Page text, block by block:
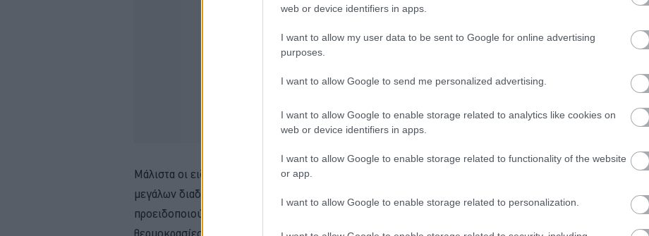
web or device identifiers in apps.
I want to allow my user data to be sent to Google for online advertising
purposes.
I want to allow Google to send me personalized advertising.
I want to allow Google to enable storage related to analytics like cookies on
web or device identifiers in apps.
I want to allow Google to enable storage related to functionality of the website
or app.
I want to allow Google to enable storage related to personalization.
Μάλιστα οι ειδικοί προτείνουν να πίνετε αρκετό νερό, ειδικά πριν και κατά τη διάρκεια
μεγάλων διαδρομών, για να διατηρείτε τον οργανισμό σας ενυδατωμένο, ενώ
προειδοποιούν ότι σε συνθήκες καύσωνα η έλλειψη νερού, σε συνδυασμό με τις υψηλές
μπορεί να μειώσει σημαντικά την απόδοσή σας στην οδήγηση